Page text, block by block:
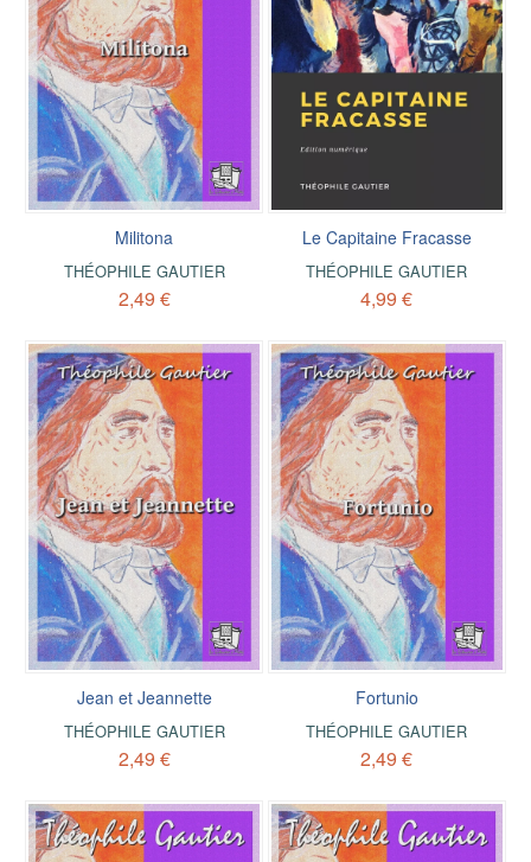
Militona
THÉOPHILE GAUTIER
2,49 €
Le Capitaine Fracasse
THÉOPHILE GAUTIER
4,99 €
Jean et Jeannette
THÉOPHILE GAUTIER
2,49 €
Fortunio
THÉOPHILE GAUTIER
2,49 €